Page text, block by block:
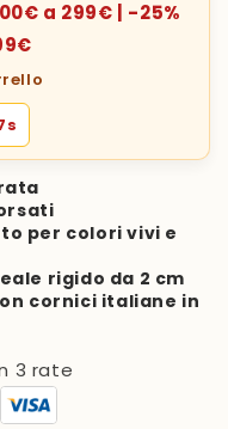
a 299€ | -25%
per colori vivi e
rigido da 2 cm
cornici italiane in
3 rate